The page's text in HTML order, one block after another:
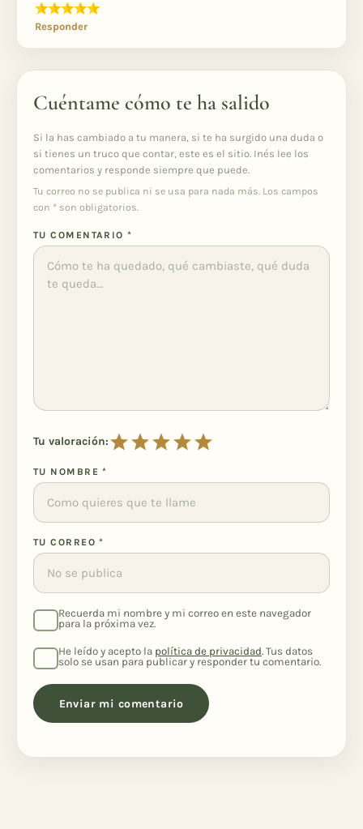
Responder
Cuéntame cómo te ha salido
Si la has cambiado a tu manera, si te ha surgido una duda o
si tienes un truco que contar, este es el sitio. Inés lee los
comentarios y responde siempre que puede.
Tu correo no se publica ni se usa para nada más. Los campos
con * son obligatorios.
TU COMENTARIO *
Tu valoración:
TU NOMBRE *
TU CORREO *
Recuerda mi nombre y mi correo en este navegador
para la próxima vez.
He leído y acepto la política de privacidad. Tus datos
solo se usan para publicar y responder tu comentario.